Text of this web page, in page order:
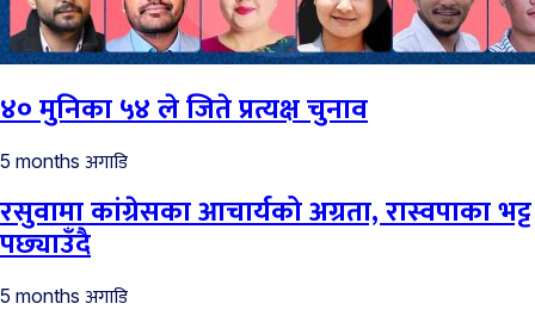
४० मुनिका ५४ ले जिते प्रत्यक्ष चुनाव
5 months अगाडि
रसुवामा कांग्रेसका आचार्यको अग्रता, रास्वपाका भट्ट
पछ्याउँदै
5 months अगाडि